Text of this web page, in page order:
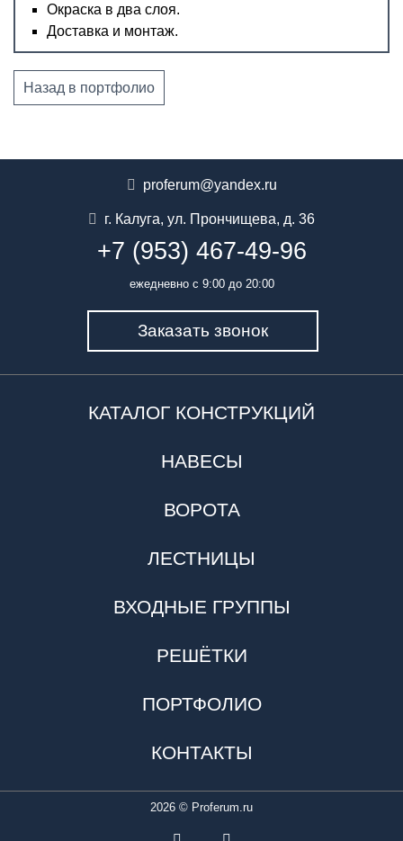
Окраска в два слоя.
Доставка и монтаж.
Назад в портфолио
proferum@yandex.ru
г. Калуга, ул. Прончищева, д. 36
+7 (953) 467-49-96
ежедневно с 9:00 до 20:00
Заказать звонок
КАТАЛОГ КОНСТРУКЦИЙ
НАВЕСЫ
ВОРОТА
ЛЕСТНИЦЫ
ВХОДНЫЕ ГРУППЫ
РЕШЁТКИ
ПОРТФОЛИО
КОНТАКТЫ
2026 © Proferum.ru